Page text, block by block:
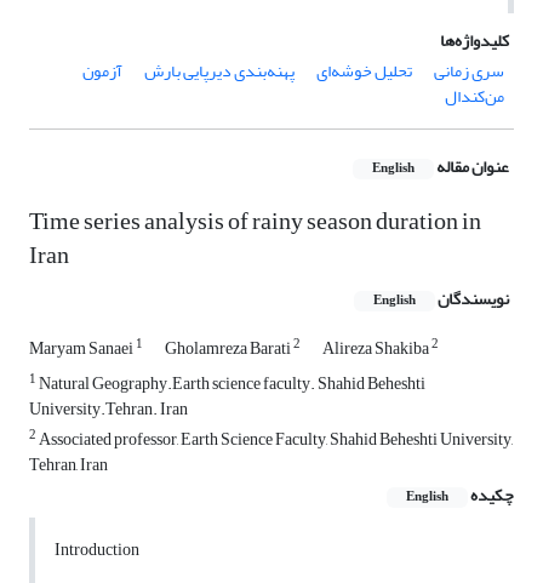
کلیدواژه‌ها
سری زمانی
تحلیل خوشه‌ای پهنه‌بندی دیرپایی بارش آزمون
من‌کندال
عنوان مقاله English
Time series analysis of rainy season duration in
Iran
نویسندگان English
Maryam Sanaei1 Gholamreza Barati2 Alireza Shakiba2
1Natural Geography.Earth science faculty. Shahid Beheshti
University.Tehran. Iran
2Associated professor, Earth Science Faculty, Shahid Beheshti University,
Tehran, Iran
چکیده
English
Introduction